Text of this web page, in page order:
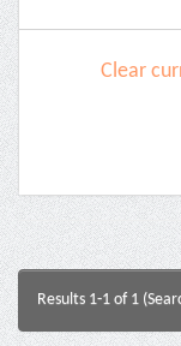
Clear
Results 1-1 of 1